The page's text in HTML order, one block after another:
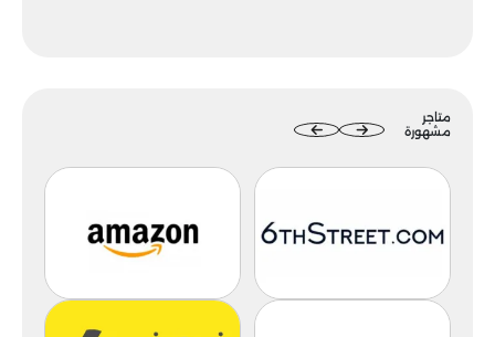
متاجر
مشهورة